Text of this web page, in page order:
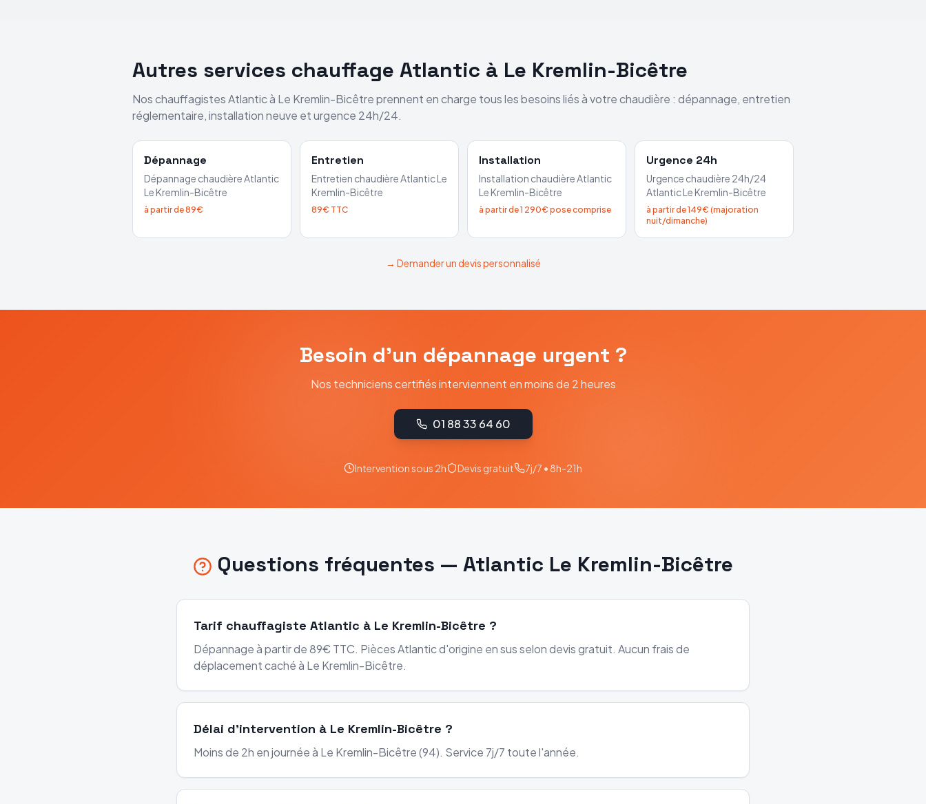
Autres services chauffage Atlantic à Le Kremlin-Bicêtre
Nos chauffagistesAtlanticà Le Kremlin-Bicêtreprennent en charge tous les besoins liés à votre chaudière : dépannage, entretien
réglementaire, installation neuve et urgence 24h/24.
Dépannage
Dépannage chaudièreAtlantic
Le Kremlin-Bicêtre
à partir de 89€
Entretien
Entretien chaudièreAtlanticLe
Kremlin-Bicêtre
89€ TTC
Installation
Installation chaudièreAtlantic
Le Kremlin-Bicêtre
à partir de 1 290€ pose comprise
Urgence 24h
Urgence chaudière 24h/24
AtlanticLe Kremlin-Bicêtre
à partir de 149€ (majoration
nuit/dimanche)
→ Demander un devis personnalisé
Besoin d'un dépannage urgent ?
Nos techniciens certifiés interviennent en moins de 2 heures
01 88 33 64 60
Intervention sous 2h Devis gratuit 7j/7 • 8h-21h
Questions fréquentes — Atlantic Le Kremlin-Bicêtre
Tarif chauffagiste Atlantic à Le Kremlin-Bicêtre ?
Dépannage à partir de 89€ TTC. Pièces Atlantic d'origine en sus selon devis gratuit. Aucun frais de
déplacement caché à Le Kremlin-Bicêtre.
Délai d'intervention à Le Kremlin-Bicêtre ?
Moins de 2h en journée à Le Kremlin-Bicêtre (94). Service 7j/7 toute l'année.